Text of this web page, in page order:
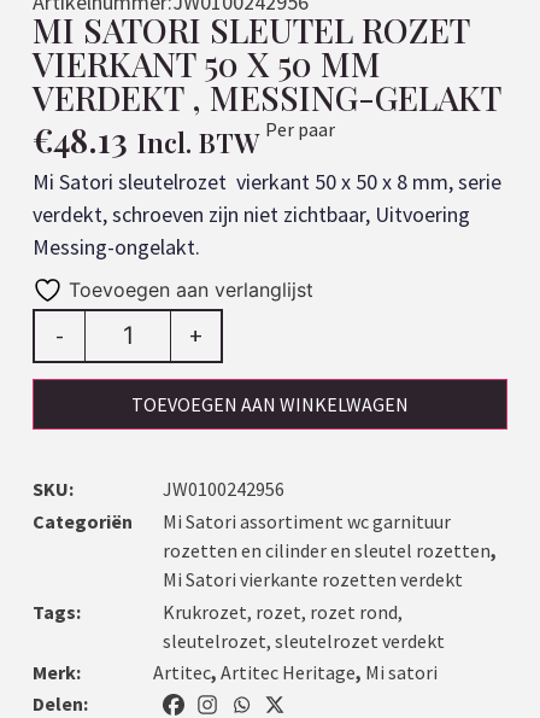
MI SATORI SLEUTEL ROZET
VIERKANT 50 X 50 MM
VERDEKT , MESSING-GELAKT
€48.13 Incl. BTW Per paar
Mi Satori sleutelrozet vierkant 50 x 50 x 8 mm, serie
verdekt, schroeven zijn niet zichtbaar, Uitvoering
Messing-ongelakt.
Toevoegen aan verlanglijst
- +
TOEVOEGEN AAN WINKELWAGEN
SKU:
JW0100242956
Categoriën
Mi Satori assortiment wc garnituur
rozetten en cilinder en sleutel rozetten,
Mi Satori vierkante rozetten verdekt
Tags:
Krukrozet, rozet, rozet rond,
sleutelrozet, sleutelrozet verdekt
Merk:
Artitec, Artitec Heritage, Mi satori
Delen: